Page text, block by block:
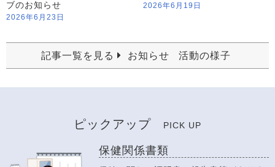
ブのお知らせ
2026年6月23日
2026年6月19日
記事一覧を見る お知らせ 活動の様子
ピックアップ PICK UP
保健関係書類